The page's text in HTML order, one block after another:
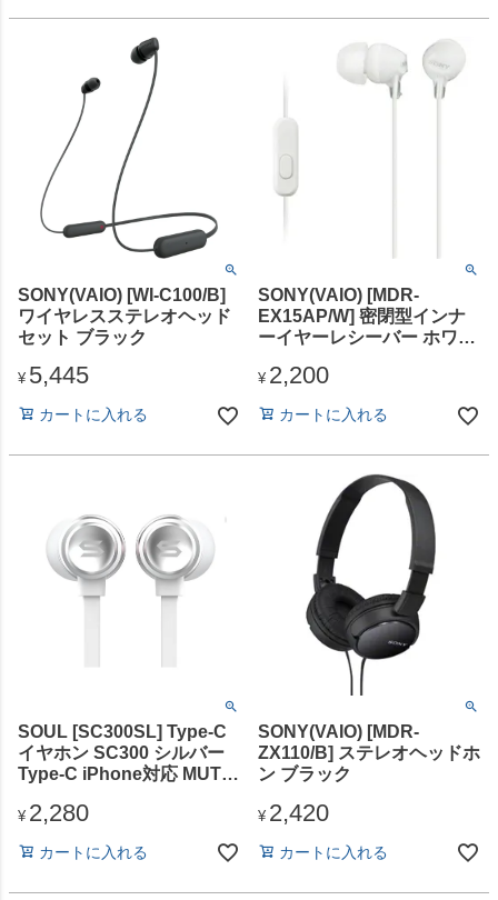
SONY(VAIO) [WI-C100/B]
ワイヤレスステレオヘッド
セット ブラック
¥ 5,445
カートに入れる
SONY(VAIO) [MDR-
EX15AP/W] 密閉型インナ
ーイヤーレシーバー ホワイ
¥ 2,200
カートに入れる
SOUL [SC300SL] Type-C
イヤホン SC300 シルバー
Type-C iPhone対応 MUTE
¥ 2,280
カートに入れる
SONY(VAIO) [MDR-
ZX110/B] ステレオヘッドホ
ン ブラック
¥ 2,420
カートに入れる